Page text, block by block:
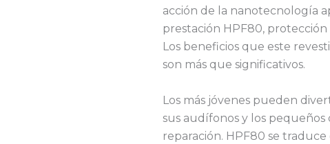
acción de la nanotecnología
prestación HPF80,
Los beneficios que este
son más que significativos.
Los más jóvenes pueden
sus audífonos y los pequeños
reparación. HPF80 se